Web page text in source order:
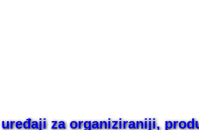
za organiziraniji,